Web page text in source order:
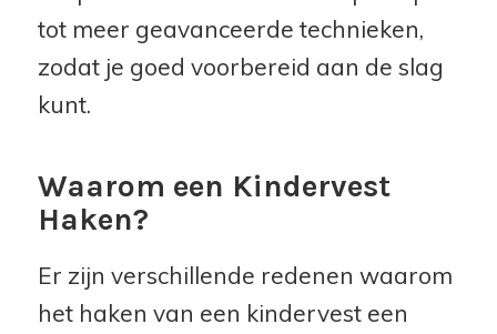
tot meer geavanceerde technieken,
zodat je goed voorbereid aan de slag
kunt.
Waarom een Kindervest
Haken?
Er zijn verschillende redenen waarom
het haken van een kindervest een